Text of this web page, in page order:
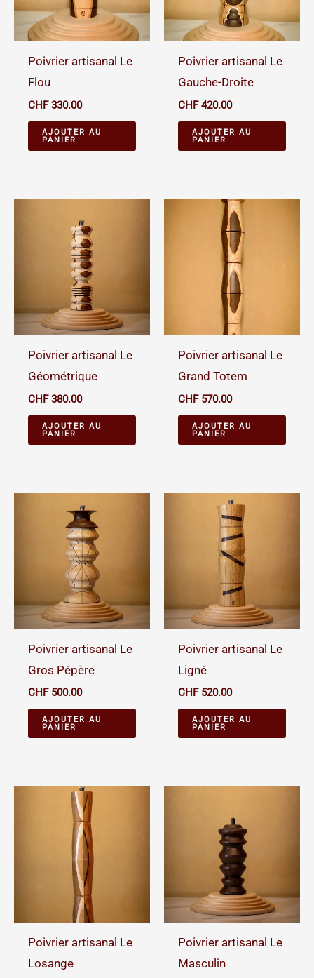
Poivrier artisanal Le
Flou
CHF330.00
AJOUTER AU
PANIER
Poivrier artisanal Le
Gauche-Droite
CHF420.00
AJOUTER AU
PANIER
Poivrier artisanal Le
Géométrique
CHF380.00
AJOUTER AU
PANIER
Poivrier artisanal Le
Grand Totem
CHF570.00
AJOUTER AU
PANIER
Poivrier artisanal Le
Gros Pépère
CHF500.00
AJOUTER AU
PANIER
Poivrier artisanal Le
Ligné
CHF520.00
AJOUTER AU
PANIER
Poivrier artisanal Le
Losange
Poivrier artisanal Le
Masculin